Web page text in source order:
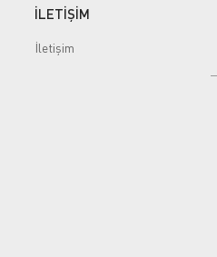
İLETİŞİM
İletişim